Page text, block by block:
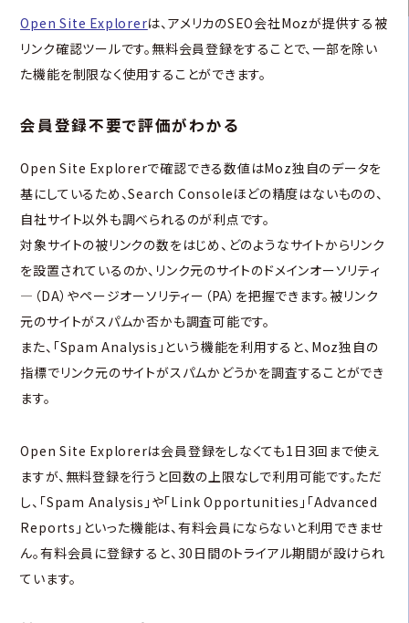
Open Site Explorerは、アメリカのSEO会社Mozが提供する被
リンク確認ツールです。無料会員登録をすることで、一部を除い
た機能を制限なく使用することができます。
会員登録不要で評価がわかる
Open Site Explorerで確認できる数値はMoz独自のデータを
基にしているため、Search Consoleほどの精度はないものの、
自社サイト以外も調べられるのが利点です。
対象サイトの被リンクの数をはじめ、どのようなサイトからリンク
を設置されているのか、リンク元のサイトのドメインオーソリティ
―（DA）やページオーソリティー（PA）を把握できます。被リンク
元のサイトがスパムか否かも調査可能です。
また、「Spam Analysis」という機能を利用すると、Moz独自の
指標でリンク元のサイトがスパムかどうかを調査することができ
ます。
Open Site Explorerは会員登録をしなくても1日3回まで使え
ますが、無料登録を行うと回数の上限なしで利用可能です。ただ
し、「Spam Analysis」や「Link Opportunities」「Advanced
Reports」といった機能は、有料会員にならないと利用できませ
ん。有料会員に登録すると、30日間のトライアル期間が設けられ
ています。